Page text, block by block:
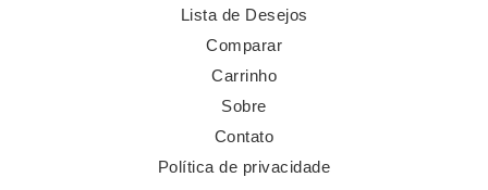
Lista de Desejos
Comparar
Carrinho
Sobre
Contato
Política de privacidade